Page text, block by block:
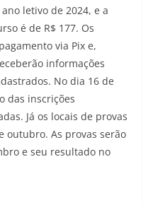
letivo de 2024, e a
é de R$ 177. Os
via Pix e,
informações
No dia 16 de
das inscrições
Já os locais de provas
outubro. As provas serão
e seu resultado no